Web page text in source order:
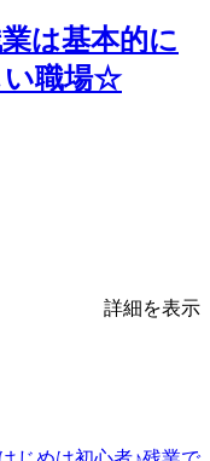
は基本的に
い職場☆
詳細を表示